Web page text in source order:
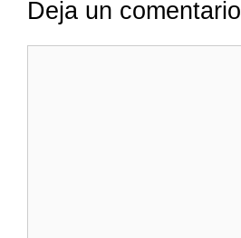
Deja un comentario